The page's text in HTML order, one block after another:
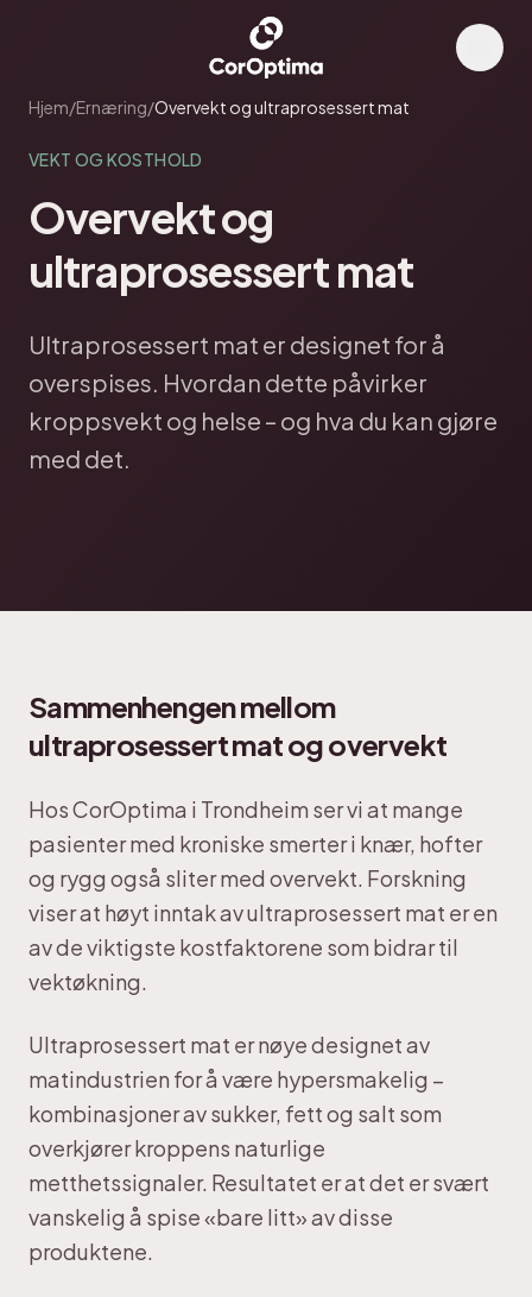
Hjem/Ernæring/Overvekt og ultraprosessert mat
VEKT OG KOSTHOLD
Overvekt og
ultraprosessert mat
Ultraprosessert mat er designet for å
overspises. Hvordan dette påvirker
kroppsvekt og helse – og hva du kan gjøre
med det.
Sammenhengen mellom
ultraprosessert mat og overvekt
Hos CorOptima i Trondheim ser vi at mange
pasienter med kroniske smerter i knær, hofter
og rygg også sliter med overvekt. Forskning
viser at høyt inntak av ultraprosessert mat er en
av de viktigste kostfaktorene som bidrar til
vektøkning.
Ultraprosessert mat er nøye designet av
matindustrien for å være hypersmakelig –
kombinasjoner av sukker, fett og salt som
overkjører kroppens naturlige
metthetssignaler. Resultatet er at det er svært
vanskelig å spise «bare litt» av disse
produktene.